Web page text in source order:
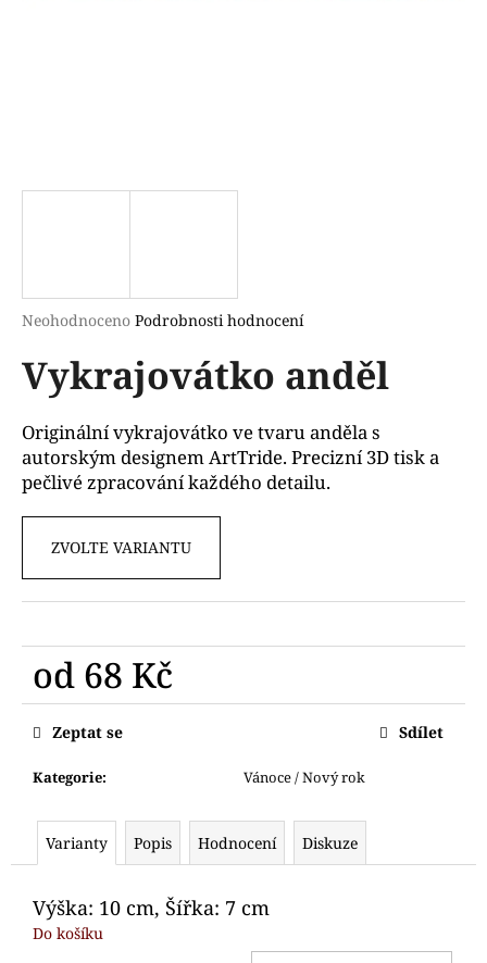
Průměrné
produktu
je
z
5
hvězdiček.
Neohodnoceno Podrobnosti hodnocení
Vykrajovátko anděl
Originální vykrajovátko ve tvaru anděla s
autorským designem ArtTride. Precizní 3D tisk a
pečlivé zpracování každého detailu.
ZVOLTE VARIANTU
od 68 Kč
Měrná
cena:
Kategorie: Vánoce / Nový rok
Zeptat se Sdílet
Varianty Popis Hodnocení Diskuze
Výška: 10 cm, Šířka: 7 cm
Do košíku
o
p
o
r
u
č
u
m
e
VYKRAJOVÁTKA
AUTA
STAVEBNÍ
71